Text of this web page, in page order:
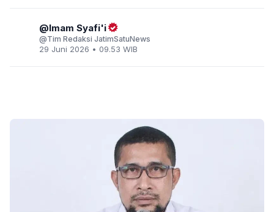
Imam Syafi'i
Tim Redaksi JatimSatuNews
29 Juni 2026 • 09.53 WIB